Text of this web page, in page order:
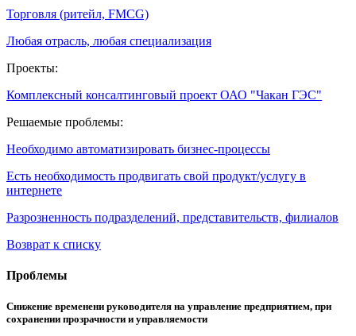
Торговля (ритейл, FMCG)
Любая отрасль, любая специализация
Проекты:
Комплексный консалтинговый проект ОАО "Чакан ГЭС"
Решаемые проблемы:
Необходимо автоматизировать бизнес-процессы
Есть необходимость продвигать свой продукт/услугу в
интернете
Разрозненность подразделений, представительств, филиалов
Возврат к списку
Проблемы
Снижение временени руководителя на управление предприятием, при
сохранении прозрачности и управляемости